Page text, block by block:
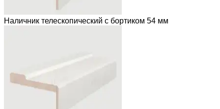
Наличник телескопический с бортиком 54 мм